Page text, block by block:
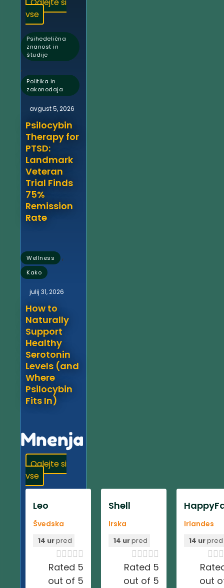
Oglejte si
vse
Psihedelična
znanost in
študije
,
Politika in
zakonodaja
avgust 5, 2026
Psilocybin
Therapy for
PTSD:
Landmark
Veteran
Trial Finds
75%
Remission
Rate
Wellness ,
Kako
julij 31, 2026
How to
Naturally
Support
Healthy
Serotonin
Levels (and
Where
Psilocybin
Fits In)
Mnenja
Oglejte si
vse
Leo
Švedska
14 urpred

Rated 5
out of 5
Shell
Irska
14 urpred

Rated 5
out of 5
Irlandes
14 urpred

out